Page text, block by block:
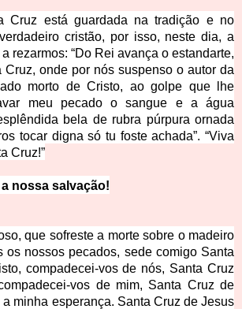
Cruz está guardada na tradição e no
cristão, por isso, neste dia, a
rezarmos: “Do Rei avança o estandarte,
Cruz, onde por nós suspenso o autor da
morto de Cristo, ao golpe que lhe
meu pecado o sangue e a água
bela de rubra púrpura ornada
tocar digna só tu foste achada”. “Viva
Cruz!”
nossa salvação!
que sofreste a morte sobre o madeiro
os nossos pecados, sede comigo Santa
compadecei-vos de nós, Santa Cruz
vos de mim, Santa Cruz de
minha esperança. Santa Cruz de Jesus